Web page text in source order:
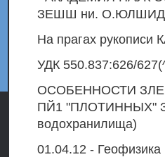
ЗЕШШ ни.
На прагах
УДК 550.837:626/
ОСОБЕННОСТИ
ПЙ1 "ПЛОТИННЫХ"
водохранилища)
01.04.12 - Геофизика